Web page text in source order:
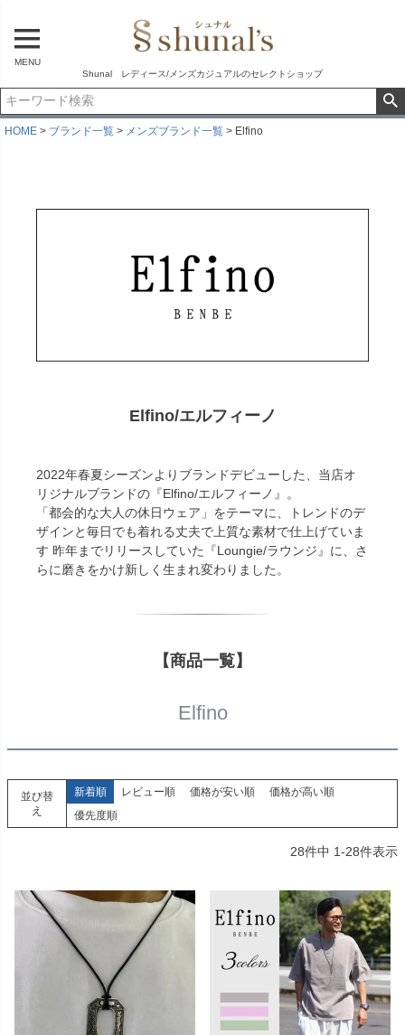
MENU
Shunal レディース/メンズカジュアルのセレクトショップ
HOME ブランド一覧 メンズブランド一覧 Elfino
Elfino/エルフィーノ
2022年春夏シーズンよりブランドデビューした、当店オ
リジナルブランドの『Elfino/エルフィーノ』。
「都会的な大人の休日ウェア」をテーマに、トレンドのデ
ザインと毎日でも着れる丈夫で上質な素材で仕上げていま
す 昨年までリリースしていた『Loungie/ラウンジ』に、さ
らに磨きをかけ新しく生まれ変わりました。
【商品一覧】
Elfino
並び替
え
新着順 レビュー順 価格が安い順
価格が高い順
優先度順
28件中 1-28件表示